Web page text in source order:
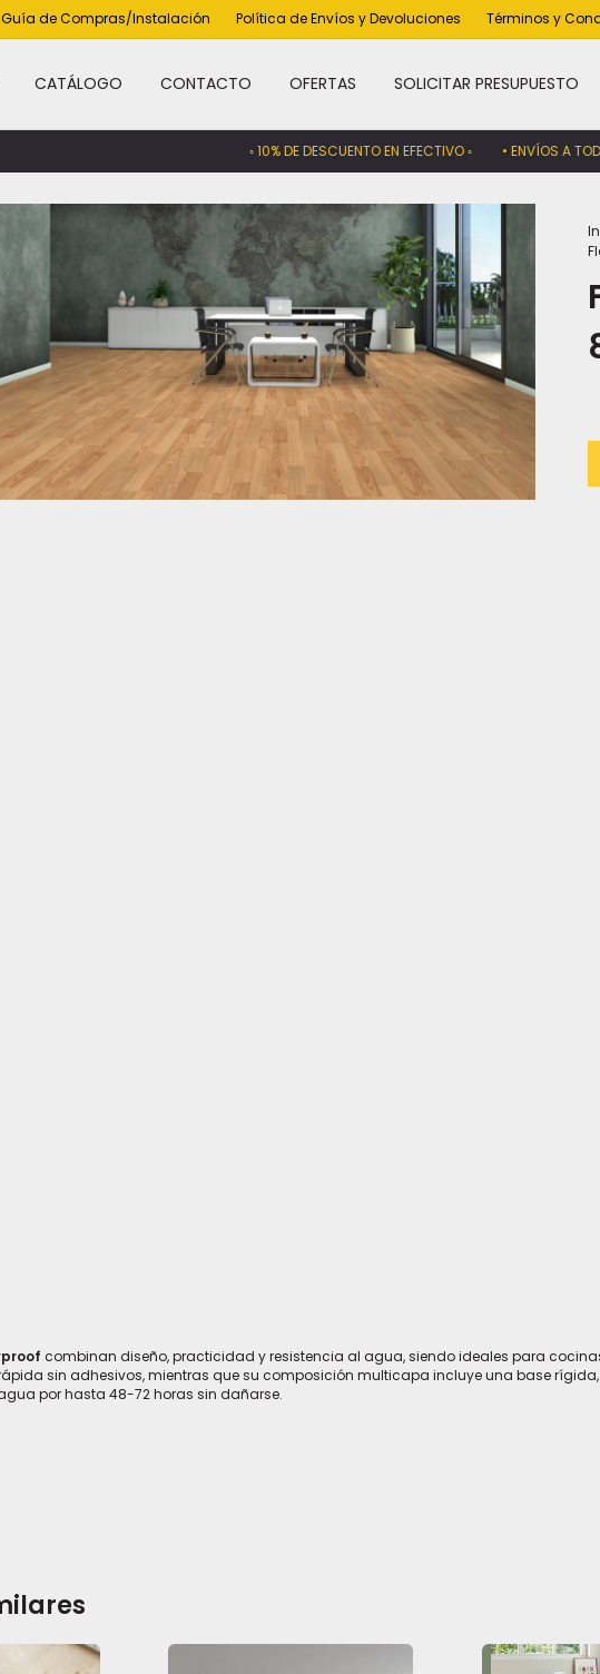
Guía de Compras/Instalación Política de Envíos y Devoluciones Términos y
CATÁLOGO CONTACTO OFERTAS SOLICITAR PRESUPUESTO
◦ 10% DE DESCUENTO EN EFECTIVO ◦ • ENVÍOS A TODO EL
combinan diseño, practicidad y resistencia al agua, siendo ideales para
sin adhesivos, mientras que su composición multicapa incluye una base
por hasta 48-72 horas sin dañarse.